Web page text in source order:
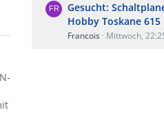
Gesucht:
Hobby Toskane 615
Francois Mittwoch,